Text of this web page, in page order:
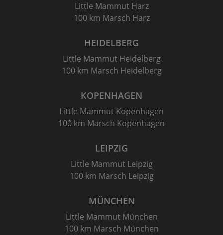
Little Mammut Harz
100 km Marsch Harz
HEIDELBERG
Little Mammut Heidelberg
100 km Marsch Heidelberg
KOPENHAGEN
Little Mammut Kopenhagen
100 km Marsch Kopenhagen
LEIPZIG
Little Mammut Leipzig
100 km Marsch Leipzig
MÜNCHEN
Little Mammut München
100 km Marsch München